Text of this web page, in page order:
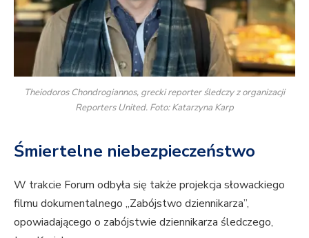
Theiodoros Chondrogiannos, grecki reporter śledczy z organizacji
Reporters United. Foto: Katarzyna Karp
Śmiertelne niebezpieczeństwo
W trakcie Forum odbyła się także projekcja słowackiego
filmu dokumentalnego „Zabójstwo dziennikarza”,
opowiadającego o zabójstwie dziennikarza śledczego,